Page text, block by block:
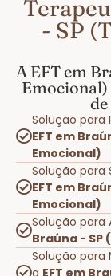
- SP
A EFT em
Solução para
EFT em
Emocional)
Solução para
EFT em
Emocional)
Solução para
Braúna - SP
Solução
a EFT em